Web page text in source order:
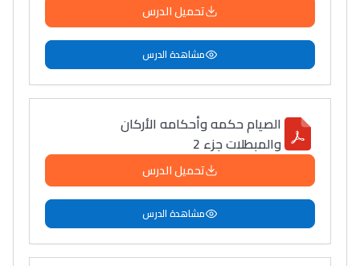
تحميل الدرس
مشاهدة الدرس
الصيام حكمه وأحكامه الأركان
والمبطلات جزء 2
تحميل الدرس
مشاهدة الدرس